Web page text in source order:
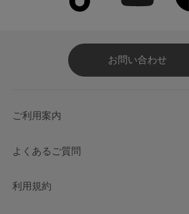
お問い合わせ
ご利用案内
よくあるご質問
利用規約